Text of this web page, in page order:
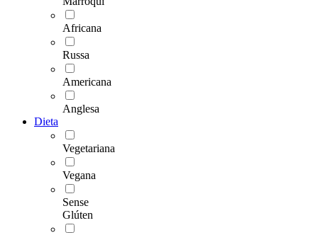
Africana
Russa
Americana
Anglesa
Dieta
Vegetariana
Vegana
Sense
Glúten